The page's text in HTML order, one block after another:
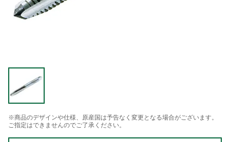
※商品のデザインや仕様、原産国は予告なく変更となる場合がございます。
ご指定はできませんのでご了承ください。